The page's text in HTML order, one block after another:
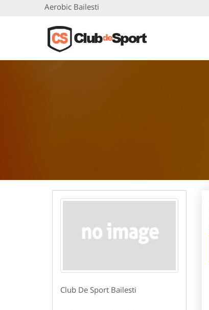
Aerobic Bailesti
Club De Sport Bailesti